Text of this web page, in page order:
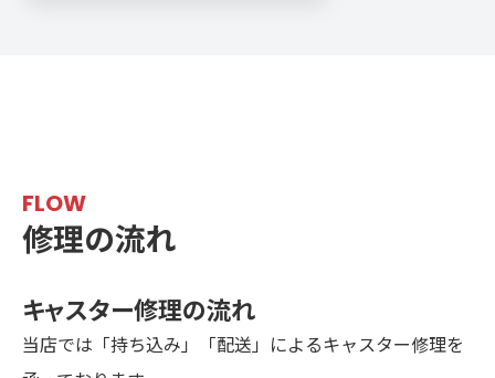
FLOW
修理の流れ
キャスター修理の流れ
当店では「持ち込み」「配送」によるキャスター修理を